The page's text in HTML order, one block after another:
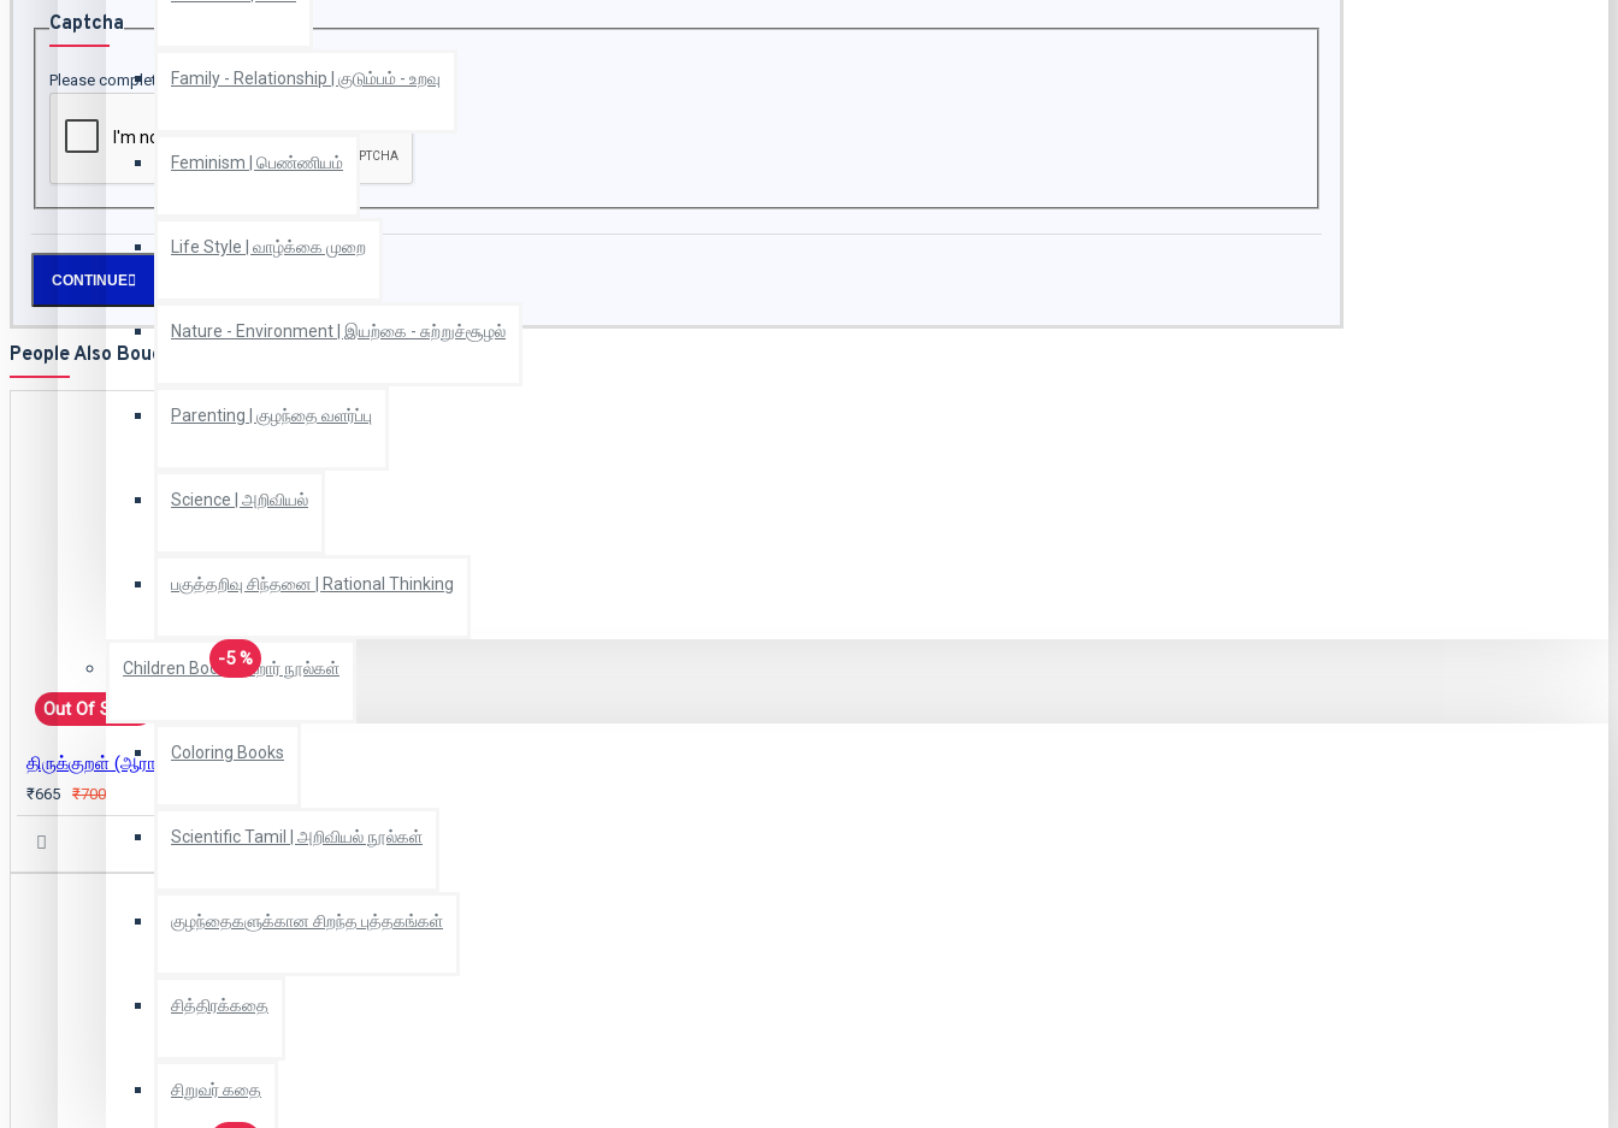
Family - Relationship | குடும்பம் - உறவு
Feminism | பெண்ணியம்
Life Style | வாழ்க்கை முறை
Nature - Environment | இயற்கை - சுற்றுச்சூழல்
Parenting | குழந்தை வளர்ப்பு
Science | அறிவியல்
பகுத்தறிவு சிந்தனை | Rational Thinking
Children Books| சிறார் நூல்கள்
Coloring Books
Scientific Tamil | அறிவியல் நூல்கள்
குழந்தைகளுக்கான சிறந்த புத்தகங்கள்
சித்திரக்கதை
சிறுவர் கதை
Captcha
Please complete the captcha validation below
CONTINUE
People Also Bought
-5 %
Out Of Stock
திருக்குறள் (ஆராய்ச்சிப் பதிப்பு)
₹665 ₹700